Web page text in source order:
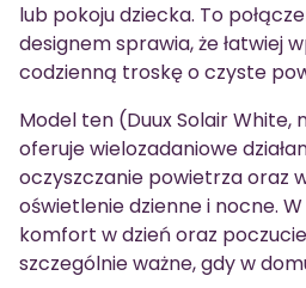
lub pokoju dziecka. To
designem sprawia, że łatwiej
codzienną troskę o czyste
Model ten (Duux Solair White,
oferuje wielozadaniowe
oczyszczanie powietrza oraz
oświetlenie dzienne i nocne.
komfort w dzień oraz
szczególnie ważne, gdy w